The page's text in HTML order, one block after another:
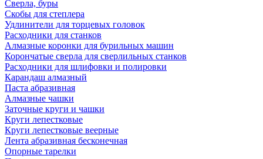
Сверла, буры
Скобы для степлера
Удлинители для торцевых головок
Расходники для станков
Алмазные коронки для бурильных машин
Корончатые сверла для сверлильных станков
Расходники для шлифовки и полировки
Карандаш алмазный
Паста абразивная
Алмазные чашки
Заточные круги и чашки
Круги лепестковые
Круги лепестковые веерные
Лента абразивная бесконечная
Опорные тарелки